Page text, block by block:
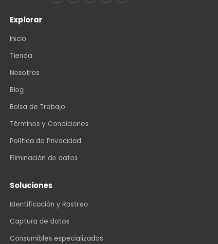
Explorar
Inicio
Tienda
Nosotros
Blog
Bolsa de Trabajo
Términos y Condiciones
Política de Privacidad
Eliminación de datos
Soluciones
Identificación y Rastreo
Captura de datos
Consumibles especializados